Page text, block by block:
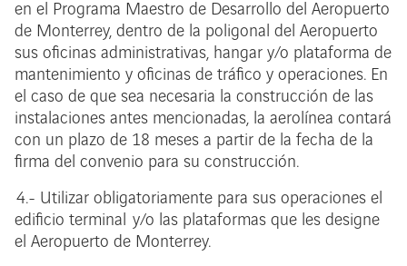
en el Programa Maestro de Desarrollo del Aeropuerto
de Monterrey, dentro de la poligonal del Aeropuerto
sus oficinas administrativas, hangar y/o plataforma de
mantenimiento y oficinas de tráfico y operaciones. En
el caso de que sea necesaria la construcción de las
instalaciones antes mencionadas, la aerolínea contará
con un plazo de 18 meses a partir de la fecha de la
firma del convenio para su construcción.
4.- Utilizar obligatoriamente para sus operaciones el
edificio terminal y/o las plataformas que les designe
el Aeropuerto de Monterrey.